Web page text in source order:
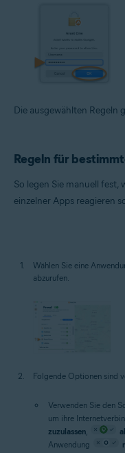
Die ausgewählten Regeln
Regeln für
So legen Sie manuell fest,
einzelner Apps reagieren
Wählen Sie eine
abzurufen.
Folgende Optionen sind
Verwenden Sie den
um ihre
zuzulassen,
Anwendung